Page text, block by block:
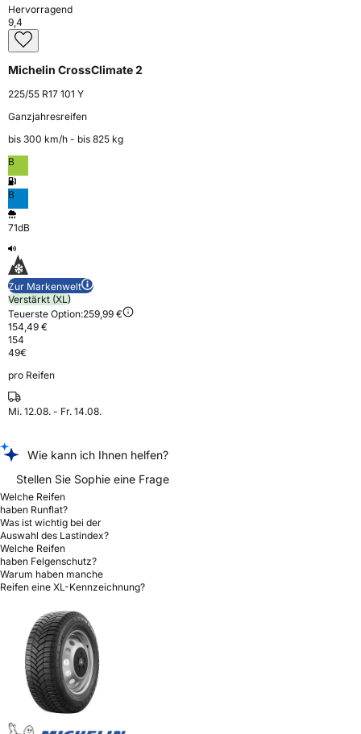
Hervorragend
9,4
Michelin CrossClimate 2
225/55 R17 101 Y
Ganzjahresreifen
bis 300 km⁠/⁠h - bis 825 kg
B
B
71dB
Zur Markenwelt
Verstärkt (XL)
Teuerste Option:259,99 €
154,49 €
154
49€
pro Reifen
Mi. 12.08. - Fr. 14.08.
Wie kann ich Ihnen helfen?
Stellen Sie Sophie eine Frage
Welche Reifen
haben Runflat?
Was ist wichtig bei der
Auswahl des Lastindex?
Welche Reifen
haben Felgenschutz?
Warum haben manche
Reifen eine XL-Kennzeichnung?